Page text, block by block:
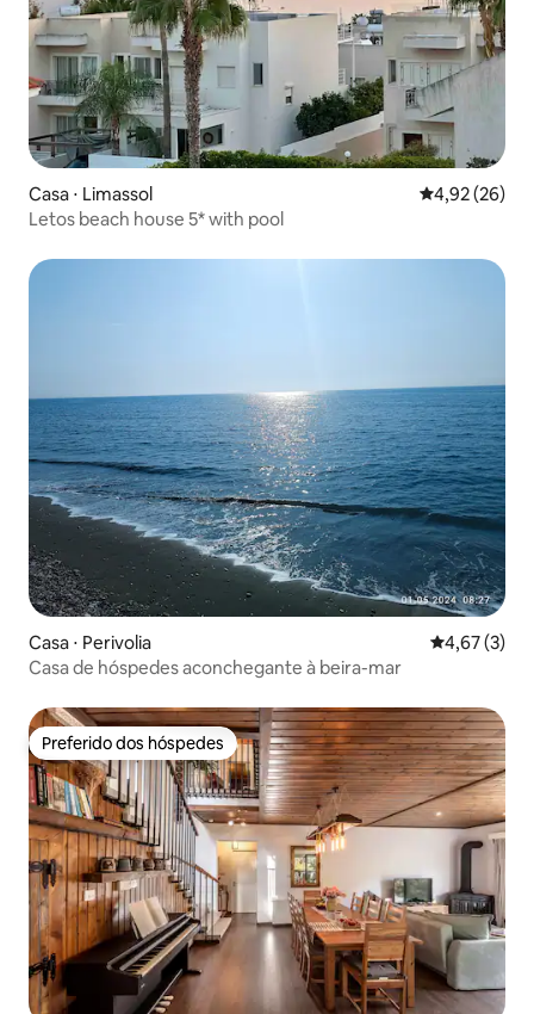
Casa ⋅ Limassol 4,92 de uma
4,92 (26)
Letos beach house 5* with pool
Casa ⋅ Perivolia 4,67 de
4,67 (3)
Casa de hóspedes aconchegante à beira-mar
Preferido dos hóspedes
Preferido dos hóspedes